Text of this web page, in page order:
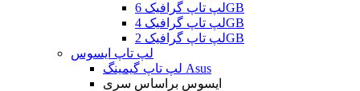
لپ تاپ گرافیک 6GB
لپ تاپ گرافیک 4GB
لپ تاپ گرافیک 2GB
لپ تاپ ایسوس
لپ تاپ گیمینگ Asus
ایسوس براساس سری